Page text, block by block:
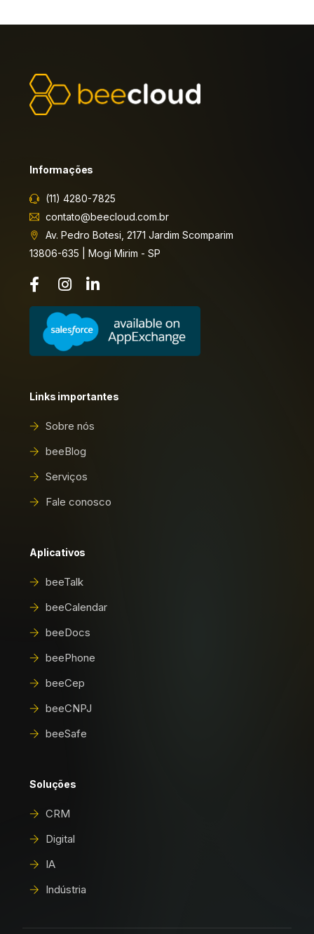
Informações
(11) 4280-7825
contato@beecloud.com.br
Av. Pedro Botesi, 2171 Jardim Scomparim
13806-635 | Mogi Mirim - SP
Links importantes
Sobre nós
beeBlog
Serviços
Fale conosco
Aplicativos
beeTalk
beeCalendar
beeDocs
beePhone
beeCep
beeCNPJ
beeSafe
Soluções
CRM
Digital
IA
Indústria